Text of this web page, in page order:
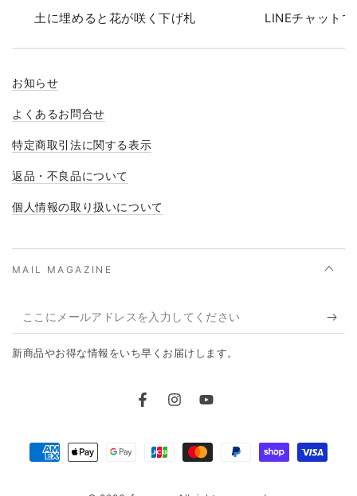
土に埋めると花が咲く下げ札 LINEチャット
お知らせ
よくあるお問合せ
特定商取引法に関する表示
返品・不良品について
個人情報の取り扱いについて
MAIL MAGAZINE
こ
こ
に
新商品やお得な情報をいち早くお届けします。
FacebookInstagramYouTube